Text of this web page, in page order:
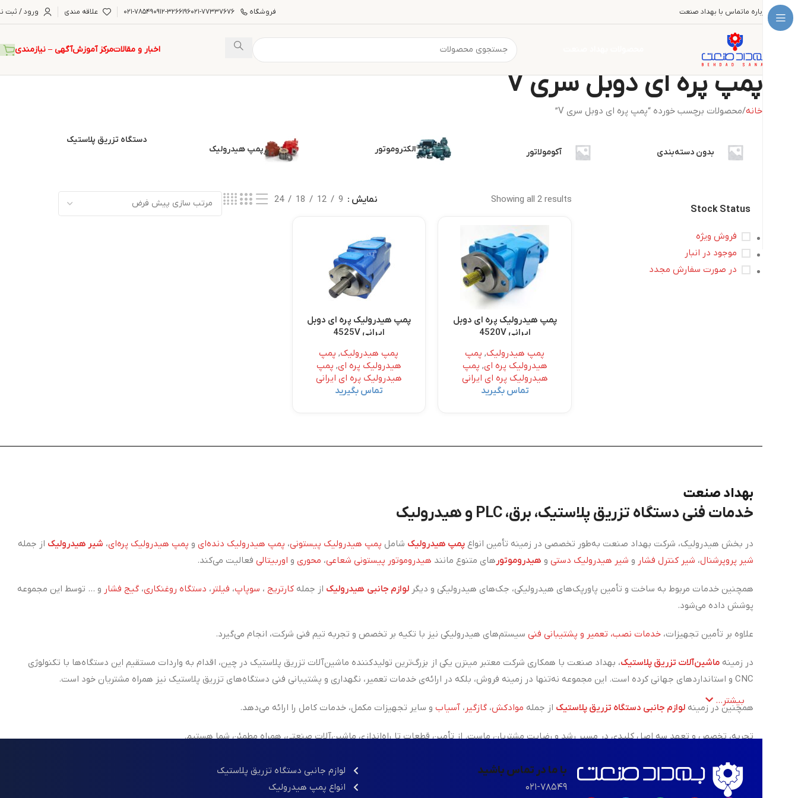
درباره ماتماس با بهداد صنعت فروشگاه ۰۲۱-۷۷۳۳۷۶۷۶۰۹۱۲-۳۲۶۶۱۹۶۰۲۱-۷۸۵۴۹ علاقه مندی ورود / ثبت
اخبار و مقالاتمرکز آموزشآگهی – نیازمندی
پمپ پره ای دوبل سری V
خانه محصولات برچسب خورده “پمپ پره ای دوبل سری V”
بدون دسته‌بندی آکومولاتور الکتروموتور پمپ هیدرولیک
دستگاه تزریق پلاستیک
Stock Status
فروش ویژه
موجود در انبار
در صورت سفارش مجدد
Showing all 2 results نمایش 9
12
18
24
پمپ هیدرولیک پره ای دوبل
ایرانی 4520V
پمپ هیدرولیک, پمپ
هیدرولیک پره ای, پمپ
هیدرولیک پره ای ایرانی
تماس بگیرید
پمپ هیدرولیک پره ای دوبل
ایرانی 4525V
پمپ هیدرولیک, پمپ
هیدرولیک پره ای, پمپ
هیدرولیک پره ای ایرانی
تماس بگیرید
بهداد صنعت
خدمات فنی دستگاه تزریق پلاستیک، برق، PLC و هیدرولیک
در بخش هیدرولیک، شرکت بهداد صنعت به‌طور تخصصی در زمینه تأمین انواع پمپ هیدرولیک شامل پمپ هیدرولیک پیستونی، پمپ هیدرولیک دنده‌ای و پمپ هیدرولیک پره‌ای، شیر هیدرولیک از جمله
شیر پروپرشنال، شیر کنترل فشار و شیر هیدرولیک دستی و هیدروموتور های متنوع مانند هیدروموتور پیستونی شعاعی، محوری و اوربیتالی فعالیت می‌کند.
همچنین خدمات مربوط به ساخت و تأمین پاورپک‌های هیدرولیکی، جک‌های هیدرولیکی و دیگر لوازم جانبی هیدرولیک از جمله کارتریج ، سوپاپ، فیلتر ، دستگاه روغنکاری، گیج فشار و ... توسط این مجموعه
پوشش داده می‌شود.
علاوه بر تأمین تجهیزات، خدمات نصب، تعمیر و پشتیبانی فنی سیستم‌های هیدرولیکی نیز با تکیه بر تخصص و تجربه تیم فنی شرکت، انجام می‌گیرد.
در زمینه ماشین‌آلات تزریق پلاستیک، بهداد صنعت با همکاری شرکت معتبر مینزن یکی از بزرگ‌ترین تولیدکننده ماشین‌آلات تزریق پلاستیک در چین، اقدام به واردات مستقیم این دستگاه‌ها با تکنولوژی
CNC و استانداردهای جهانی کرده است. این مجموعه نه‌تنها در زمینه فروش، بلکه در ارائه‌ی خدمات تعمیر، نگهداری و پشتیبانی فنی دستگاه‌های تزریق پلاستیک نیز همراه مشتریان خود است.
همچنین در زمینه لوازم جانبی دستگاه تزریق پلاستیک از جمله موادکش، گازگیر ، آسیاب و سایر تجهیزات مکمل، خدمات کامل را ارائه می‌دهد.
تجربه، تخصص و تعهد سه اصل کلیدی در مسیر رشد و رضایت مشتریان ماست. از تأمین قطعات تا راه‌اندازی ماشین‌آلات صنعتی، همراه مطمئن شما هستیم.
بیشتر...
با ما در تماس باشید
۰۲۱-۷۸۵۴۹
لوازم جانبی دستگاه تزریق پلاستیک
انواع پمپ هیدرولیک